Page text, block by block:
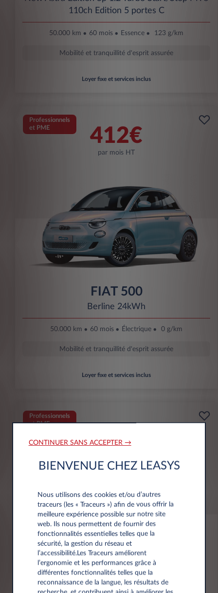
110ch Edition 5 portes C
50.000 km 60 mois Essence 123 g/km
Mobilité et tranquillité d'esprit assurée
Loyer fixe et services inclus
Professionnels
et PME
412€
par mois HT
FIAT 500
Berline 24kWh
50.000 km 60 mois Électrique 0 g/km
Mobilité et tranquillité d'esprit assurée
Loyer fixe et services inclus
Professionnels
et PME
Opel Vivaro
CONTINUER SANS ACCEPTER →
BIENVENUE CHEZ LEASYS
Nous utilisons des cookies et/ou d’autres
traceurs (les « Traceurs ») afin de vous offrir la
meilleure expérience possible sur notre site
web. Ils nous permettent de fournir des
fonctionnalités essentielles telles que la
sécurité, la gestion du réseau et
l’accessibilité.Les Traceurs améliorent
l’ergonomie et les performances grâce à
différentes fonctionnalités telles que la
reconnaissance de la langue, les résultats de